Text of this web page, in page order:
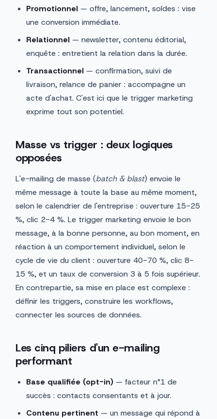
Promotionnel — offre, lancement, soldes : vise
une conversion immédiate.
Relationnel — newsletter, contenu éditorial,
enquête : entretient la relation dans la durée.
Transactionnel — confirmation, suivi de
livraison, relance de panier : accompagne un
acte d'achat. C'est ici que le trigger marketing
exprime tout son potentiel.
Masse vs trigger : deux logiques
opposées
L'e-mailing de masse (batch & blast) envoie le
même message à toute la base au même moment,
selon le calendrier de l'entreprise : ouverture 15-25
%, clic 2-4 %. Le trigger marketing envoie le bon
message, à la bonne personne, au bon moment, en
réaction à un comportement individuel, selon le
cycle de vie du client : ouverture 40-70 %, clic 8-
15 %, et un taux de conversion 3 à 5 fois supérieur.
En contrepartie, sa mise en place est complexe :
définir les triggers, construire les workflows,
connecter les sources de données.
Les cinq piliers d'un e-mailing
performant
Base qualifiée (opt-in) — facteur n°1 de
succès : contacts consentants et à jour.
Contenu pertinent — un message qui répond à